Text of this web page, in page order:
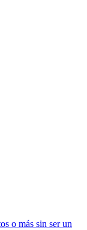
o más sin ser un